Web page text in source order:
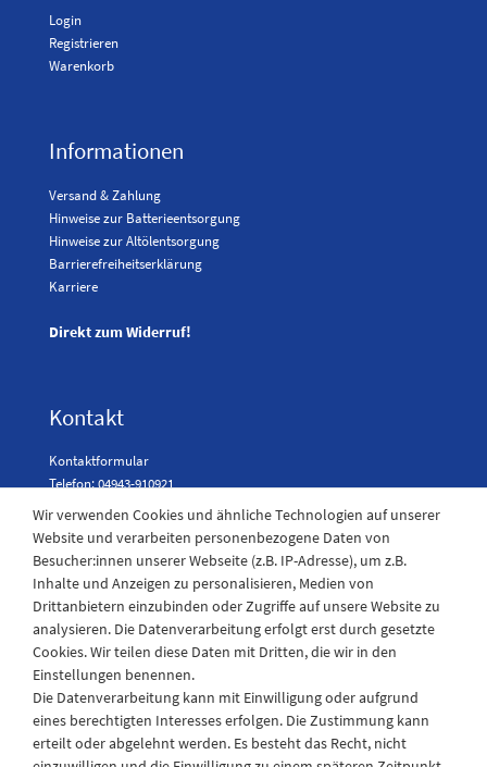
Login
Registrieren
Warenkorb
Informationen
Versand & Zahlung
Hinweise zur Batterieentsorgung
Hinweise zur Altölentsorgung
Barrierefreiheitserklärung
Karriere
Direkt zum Widerruf!
Kontakt
Kontaktformular
Telefon: 04943-910921
Laden Öffnungszeiten
Montag - Freitag
08:30 - 12:30 und 13.00 - 17.30 Uhr
Samstags
08:30 bis 12:30 Uhr
Wir verwenden Cookies und ähnliche Technologien auf unserer
Website und verarbeiten personenbezogene Daten von
Besucher:innen unserer Webseite (z.B. IP-Adresse), um z.B.
Inhalte und Anzeigen zu personalisieren, Medien von
Drittanbietern einzubinden oder Zugriffe auf unsere Website zu
analysieren. Die Datenverarbeitung erfolgt erst durch gesetzte
Cookies. Wir teilen diese Daten mit Dritten, die wir in den
Einstellungen benennen.
Die Datenverarbeitung kann mit Einwilligung oder aufgrund
eines berechtigten Interesses erfolgen. Die Zustimmung kann
erteilt oder abgelehnt werden. Es besteht das Recht, nicht